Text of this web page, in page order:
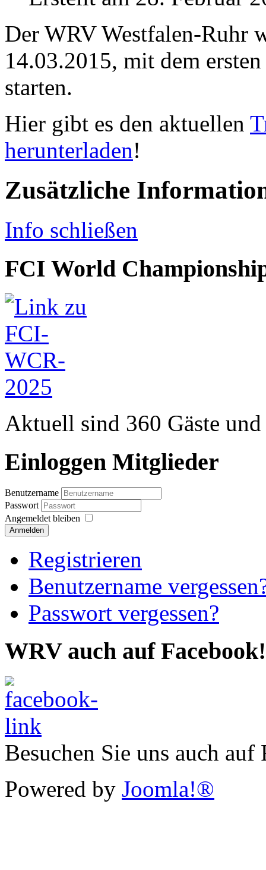
Der WRV Westfalen-Ruhr
14.03.2015, mit dem
starten.
Hier gibt es den aktuellen
herunterladen!
Zusätzliche
Info schließen
FCI World
Aktuell sind 360 Gäste
Einloggen Mitglieder
Benutzername
Passwort
Angemeldet bleiben
Anmelden
Registrieren
Benutzername
Passwort vergessen?
WRV auch auf Facebook!
Besuchen Sie uns auch auf
Powered by Joomla!®